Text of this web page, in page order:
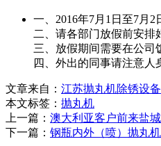
一、2016年7月1日至7月2
二、请各部门放假前安排
三、放假期间需要在公司
四、外出的同事请注意人
文章来自： 江苏抛丸机除锈设备
本文标签： 抛丸机
上一篇： 澳大利亚客户前来盐
下一篇： 钢瓶内外（喷）抛丸